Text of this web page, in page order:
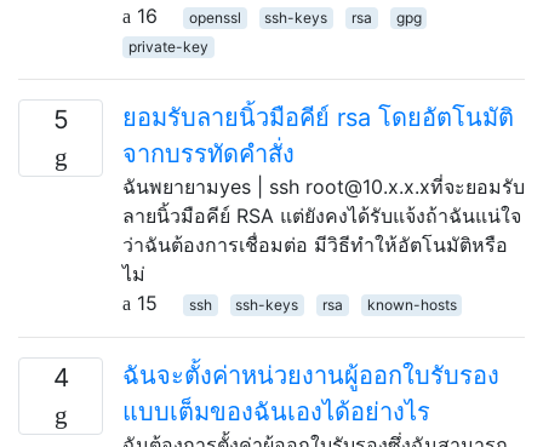
16
openssl ssh-keys rsa
gpg
private-key
5
ยอมรับลายนิ้วมือคีย์ rsa โดยอัตโนมัติ
จากบรรทัดคำสั่ง
ฉันพยายามyes | ssh root@10.x.x.xที่จะยอมรับ
ลายนิ้วมือคีย์ RSA แต่ยังคงได้รับแจ้งถ้าฉันแน่ใจ
ว่าฉันต้องการเชื่อมต่อ มีวิธีทำให้อัตโนมัติหรือ
ไม่
15
ssh ssh-keys rsa known-hosts
4
ฉันจะตั้งค่าหน่วยงานผู้ออกใบรับรอง
แบบเต็มของฉันเองได้อย่างไร